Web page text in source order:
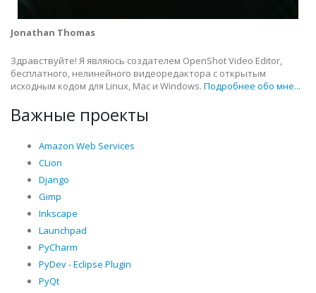
Jonathan Thomas
Здравствуйте! Я являюсь создателем OpenShot Video Editor,
бесплатного, нелинейного видеоредактора с открытым
исходным кодом для Linux, Mac и Windows. Подробнее обо мне...
Важные проекты
Amazon Web Services
CLion
Django
Gimp
Inkscape
Launchpad
PyCharm
PyDev - Eclipse Plugin
PyQt